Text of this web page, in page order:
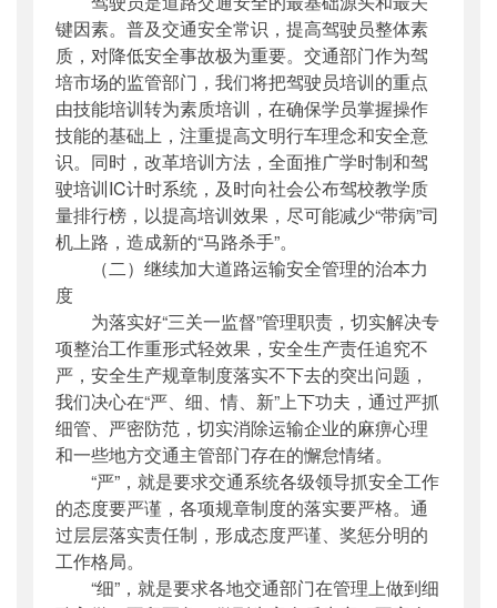
键因素。普及交通安全常识，提高驾驶员整体素
质，对降低安全事故极为重要。交通部门作为驾
培市场的监管部门，我们将把驾驶员培训的重点
由技能培训转为素质培训，在确保学员掌握操作
技能的基础上，注重提高文明行车理念和安全意
识。同时，改革培训方法，全面推广学时制和驾
驶培训IC计时系统，及时向社会公布驾校教学质
量排行榜，以提高培训效果，尽可能减少“带病”司
机上路，造成新的“马路杀手”。
（二）继续加大道路运输安全管理的治本力
度
为落实好“三关一监督”管理职责，切实解决专
项整治工作重形式轻效果，安全生产责任追究不
严，安全生产规章制度落实不下去的突出问题，
我们决心在“严、细、情、新”上下功夫，通过严抓
细管、严密防范，切实消除运输企业的麻痹心理
和一些地方交通主管部门存在的懈怠情绪。
“严”，就是要求交通系统各级领导抓安全工作
的态度要严谨，各项规章制度的落实要严格。通
过层层落实责任制，形成态度严谨、奖惩分明的
工作格局。
“细”，就是要求各地交通部门在管理上做到细